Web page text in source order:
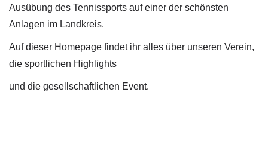
Ausübung des Tennissports auf einer der schönsten
Anlagen im Landkreis.
Auf dieser Homepage findet ihr alles über unseren Verein,
die sportlichen Highlights
und die gesellschaftlichen Event.